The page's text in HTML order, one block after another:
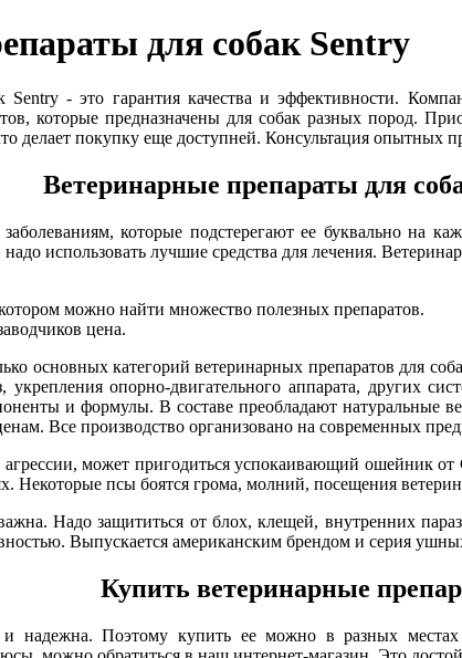
для собак Sentry
Sentry - это гарантия качества и эффективности.
которые предназначены для собак разных пород.
делает покупку еще доступней. Консультация опытных
Ветеринарные препараты для
которые подстерегают ее буквально на
использовать лучшие средства для лечения.
можно найти множество полезных препаратов.
цена.
основных категорий ветеринарных препаратов для
опорно-двигательного аппарата, других
и формулы. В составе преобладают натуральные
Все производство организовано на современных
может пригодиться успокаивающий ошейник
Некоторые псы боятся грома, молний, посещения
Надо защититься от блох, клещей, внутренних
Выпускается американским брендом и серия
Купить ветеринарные
и надежна. Поэтому купить ее можно в разных